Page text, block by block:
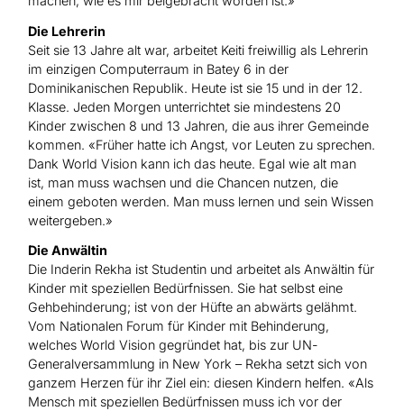
Die Lehrerin
Seit sie 13 Jahre alt war, arbeitet Keiti freiwillig als Lehrerin
im einzigen Computerraum in Batey 6 in der
Dominikanischen Republik. Heute ist sie 15 und in der 12.
Klasse. Jeden Morgen unterrichtet sie mindestens 20
Kinder zwischen 8 und 13 Jahren, die aus ihrer Gemeinde
kommen. «Früher hatte ich Angst, vor Leuten zu sprechen.
Dank World Vision kann ich das heute. Egal wie alt man
ist, man muss wachsen und die Chancen nutzen, die
einem geboten werden. Man muss lernen und sein Wissen
weitergeben.»
Die Anwältin
Die Inderin Rekha ist Studentin und arbeitet als Anwältin für
Kinder mit speziellen Bedürfnissen. Sie hat selbst eine
Gehbehinderung; ist von der Hüfte an abwärts gelähmt.
Vom Nationalen Forum für Kinder mit Behinderung,
welches World Vision gegründet hat, bis zur UN-
Generalversammlung in New York – Rekha setzt sich von
ganzem Herzen für ihr Ziel ein: diesen Kindern helfen. «Als
Mensch mit speziellen Bedürfnissen muss ich vor der